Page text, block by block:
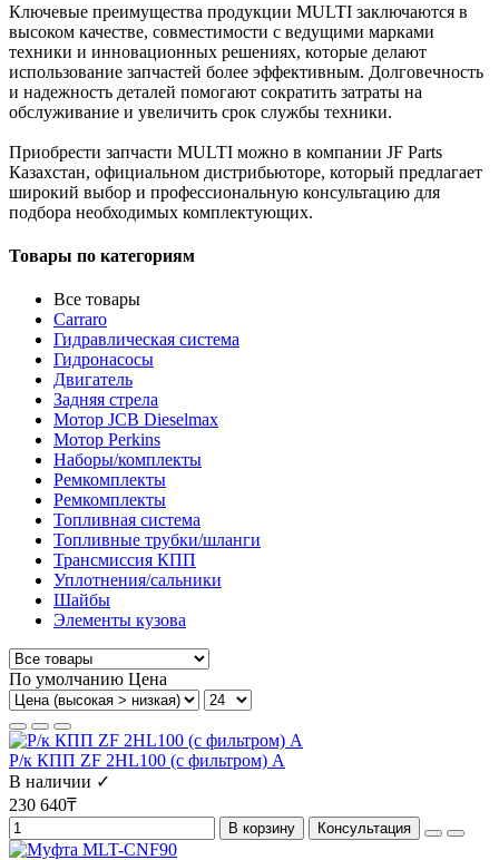
Ключевые преимущества продукции MULTI заключаются в
высоком качестве, совместимости с ведущими марками
техники и инновационных решениях, которые делают
использование запчастей более эффективным. Долговечность
и надежность деталей помогают сократить затраты на
обслуживание и увеличить срок службы техники.
Приобрести запчасти MULTI можно в компании JF Parts
Казахстан, официальном дистрибьюторе, который предлагает
широкий выбор и профессиональную консультацию для
подбора необходимых комплектующих.
Товары по категориям
Все товары
Carraro
Гидравлическая система
Гидронасосы
Двигатель
Задняя стрела
Мотор JCB Dieselmax
Мотор Perkins
Наборы/комплекты
Ремкомплекты
Ремкомплекты
Топливная система
Топливные трубки/шланги
Трансмиссия КПП
Уплотнения/сальники
Шайбы
Элементы кузова
По умолчанию Цена
Р/к КПП ZF 2HL100 (с фильтром) А
В наличии ✓
230 640₸
В корзину Консультация